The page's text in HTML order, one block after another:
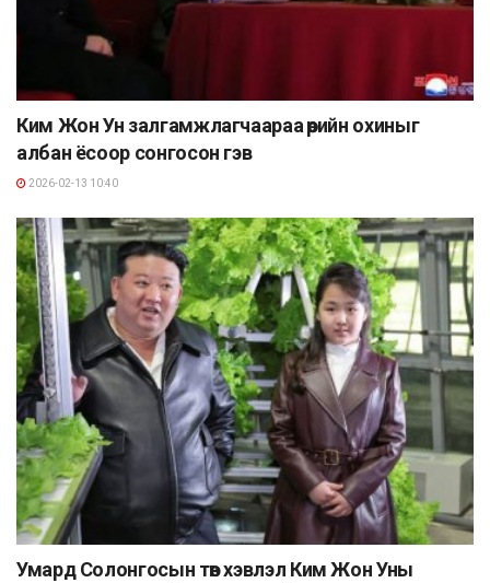
Ким Жон Ун залгамжлагчаараа өөрийн охиныг
албан ёсоор сонгосон гэв
2026-02-13 10:40
Умард Солонгосын төв хэвлэл Ким Жон Уны